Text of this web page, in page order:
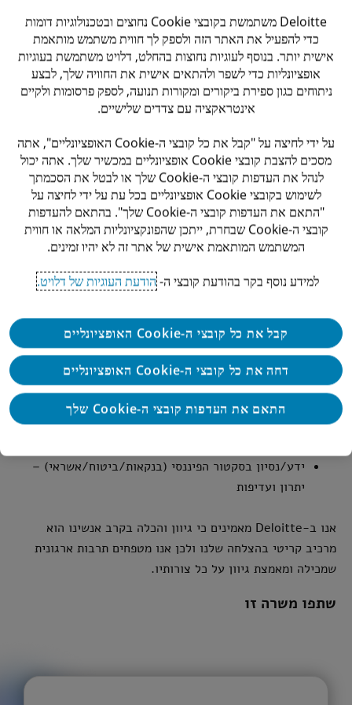
גבוהים
למה Deloitte?
הצטרפות ל-Deloitte היא הזדמנות לקחת חלק בפרויקטים
מקצועית ולהיות חלק מסביבה מתקדמת, מקצועית ומתפתחת.
דרישות
תואר ראשון רלוונטי- חובה
חובה
זמינות לעבודה במשרה מלאה- חובה
יכולת גבוהה לעבוד בצוות, יוזמה, סדר וארגון.
יכולת ירידה לפרטים הקטנים ותודעת שירות גבוהה
ידע/נסיון בסקטור הפיננסי (בנקאות/ביטוח/אשראי) –
יתרון ועדיפות
אנו ב-Deloitte מאמינים כי גיוון והכלה בקרב אנשינו הוא
מרכיב קריטי בהצלחה שלנו ולכן אנו מטפחים תרבות ארגונית
שמכילה ומאמצת גיוון על כל צורותיו.
שתפו משרה זו
Deloitte משתמשת בקובצי Cookie נחוצים ובטכנולוגיות דומות
כדי להפעיל את האתר הזה ולספק לך חווית משתמש מותאמת
אישית יותר. בנוסף לעוגיות נחוצות בהחלט, דלויט משתמשת בעוגיות
אופציונליות כדי לשפר ולהתאים אישית את החוויה שלך, לבצע
ניתוחים כגון ספירת ביקורים ומקורות תנועה, לספק פרסומות ולקיים
אינטראקציה עם צדדים שלישיים.
על ידי לחיצה על "קבל את כל קובצי ה-Cookie האופציונליים", אתה
מסכים להצבת קובצי Cookie אופציונליים במכשיר שלך. אתה יכול
לנהל את העדפות קובצי ה-Cookie שלך או לבטל את הסכמתך
לשימוש בקובצי Cookie אופציונליים בכל עת על ידי לחיצה על
"התאם את העדפות קובצי ה-Cookie שלך". בהתאם להעדפות
קובצי ה-Cookie שבחרת, ייתכן שהפונקציונליות המלאה או חווית
המשתמש המותאמת אישית של אתר זה לא יהיו זמינים.
למידע נוסף בקר בהודעת קובצי ה-הודעת העוגיות של דלויט.
קבל את כל קובצי ה-Cookie האופציונליים
דחה את כל קובצי ה-Cookie האופציונליים
התאם את העדפות קובצי ה-Cookie שלך